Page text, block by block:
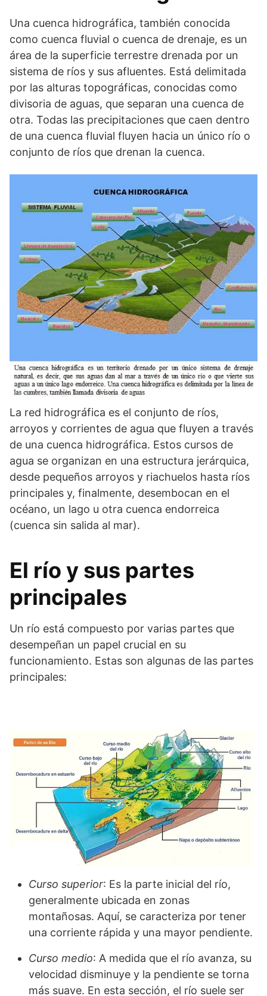
Una cuenca hidrográfica, también conocida
como cuenca fluvial o cuenca de drenaje, es un
área de la superficie terrestre drenada por un
sistema de ríos y sus afluentes. Está delimitada
por las alturas topográficas, conocidas como
divisoria de aguas, que separan una cuenca de
otra. Todas las precipitaciones que caen dentro
de una cuenca fluvial fluyen hacia un único río o
conjunto de ríos que drenan la cuenca.
La red hidrográfica es el conjunto de ríos,
arroyos y corrientes de agua que fluyen a través
de una cuenca hidrográfica. Estos cursos de
agua se organizan en una estructura jerárquica,
desde pequeños arroyos y riachuelos hasta ríos
principales y, finalmente, desembocan en el
océano, un lago u otra cuenca endorreica
(cuenca sin salida al mar).
El río y sus partes
principales
Un río está compuesto por varias partes que
desempeñan un papel crucial en su
funcionamiento. Estas son algunas de las partes
principales:
Curso superior: Es la parte inicial del río,
generalmente ubicada en zonas
montañosas. Aquí, se caracteriza por tener
una corriente rápida y una mayor pendiente.
Curso medio: A medida que el río avanza, su
velocidad disminuye y la pendiente se torna
más suave. En esta sección, el río suele ser